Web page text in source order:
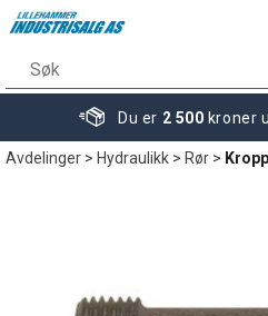
Du er 2 500 kroner
Avdelinger>Hydraulikk>Rør> Kropp